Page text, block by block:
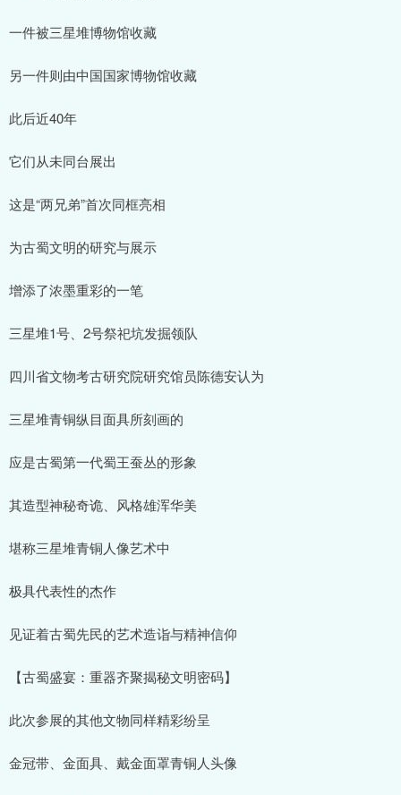
一件被三星堆博物馆收藏
另一件则由中国国家博物馆收藏
此后近40年
它们从未同台展出
这是“两兄弟”首次同框亮相
为古蜀文明的研究与展示
增添了浓墨重彩的一笔
三星堆1号、2号祭祀坑发掘领队
四川省文物考古研究院研究馆员陈德安认为
三星堆青铜纵目面具所刻画的
应是古蜀第一代蜀王蚕丛的形象
其造型神秘奇诡、风格雄浑华美
堪称三星堆青铜人像艺术中
极具代表性的杰作
见证着古蜀先民的艺术造诣与精神信仰
【古蜀盛宴：重器齐聚揭秘文明密码】
此次参展的其他文物同样精彩纷呈
金冠带、金面具、戴金面罩青铜人头像